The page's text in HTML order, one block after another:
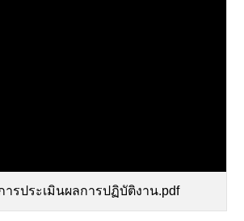
ารประเมินผลการปฏิบัติงาน.pdf